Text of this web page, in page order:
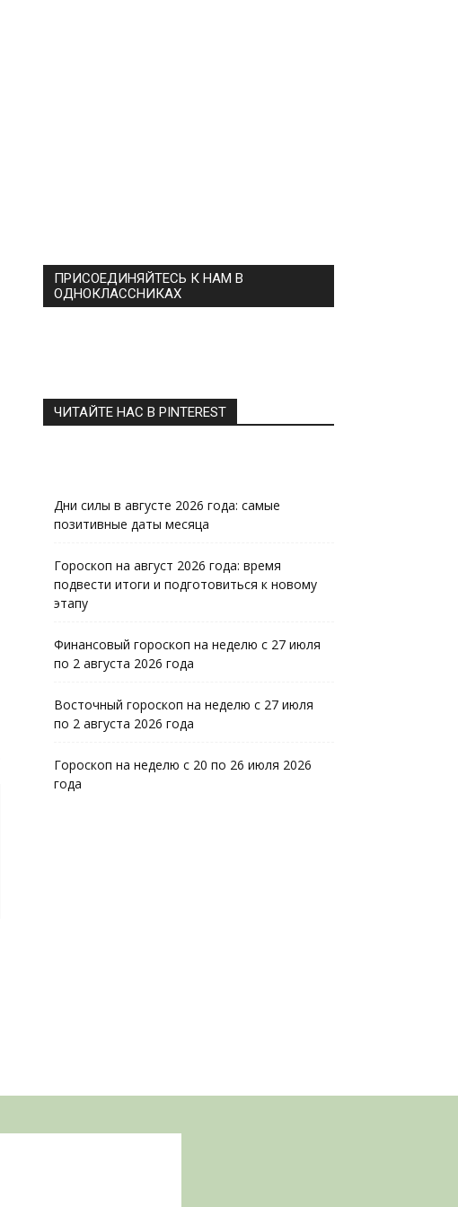
ПРИСОЕДИНЯЙТЕСЬ К НАМ В
ОДНОКЛАССНИКАХ
ЧИТАЙТЕ НАС В PINTEREST
Дни силы в августе 2026 года: самые
позитивные даты месяца
Гороскоп на август 2026 года: время
подвести итоги и подготовиться к новому
этапу
Финансовый гороскоп на неделю с 27 июля
по 2 августа 2026 года
Восточный гороскоп на неделю с 27 июля
по 2 августа 2026 года
Гороскоп на неделю с 20 по 26 июля 2026
года